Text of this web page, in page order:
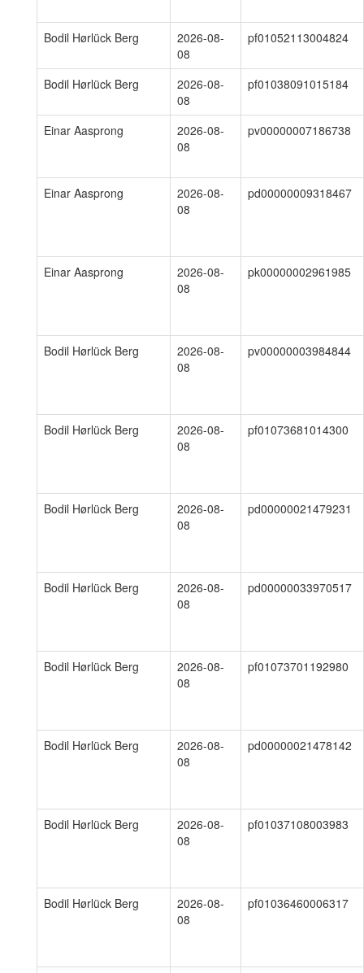
Bodil Hørlück Berg
2026-08-
08
pf01052113004824
Bodil Hørlück Berg
2026-08-
08
pf01038091015184
Einar Aasprong
2026-08-
08
pv00000007186738
Einar Aasprong
2026-08-
08
pd00000009318467
Einar Aasprong
2026-08-
08
pk00000002961985
Bodil Hørlück Berg
2026-08-
08
pv00000003984844
Bodil Hørlück Berg
2026-08-
08
pf01073681014300
Bodil Hørlück Berg
2026-08-
08
pd00000021479231
Bodil Hørlück Berg
2026-08-
08
pd00000033970517
Bodil Hørlück Berg
2026-08-
08
pf01073701192980
Bodil Hørlück Berg
2026-08-
08
pd00000021478142
Bodil Hørlück Berg
2026-08-
08
pf01037108003983
Bodil Hørlück Berg
2026-08-
08
pf01036460006317